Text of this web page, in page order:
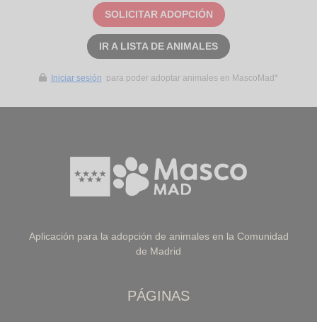
SOLICITAR ADOPCIÓN
IR A LISTA DE ANIMALES
Iniciar sesión para poder adoptar animales en MascoMad*
Aplicación para la adopción de animales en la Comunidad
de Madrid
PÁGINAS